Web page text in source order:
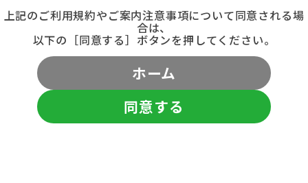
上記のご利用規約やご案内注意事項について同意される場
合は、
以下の［同意する］ボタンを押してください。
ホーム
同意する